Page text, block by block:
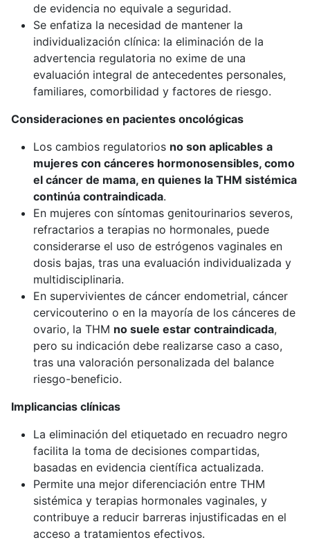
de evidencia no equivale a seguridad.
Se enfatiza la necesidad de mantener la
individualización clínica: la eliminación de la
advertencia regulatoria no exime de una
evaluación integral de antecedentes personales,
familiares, comorbilidad y factores de riesgo.
Consideraciones en pacientes oncológicas
Los cambios regulatorios no son aplicables a
mujeres con cánceres hormonosensibles, como
el cáncer de mama, en quienes la THM sistémica
continúa contraindicada.
En mujeres con síntomas genitourinarios severos,
refractarios a terapias no hormonales, puede
considerarse el uso de estrógenos vaginales en
dosis bajas, tras una evaluación individualizada y
multidisciplinaria.
En supervivientes de cáncer endometrial, cáncer
cervicouterino o en la mayoría de los cánceres de
ovario, la THM no suele estar contraindicada,
pero su indicación debe realizarse caso a caso,
tras una valoración personalizada del balance
riesgo-beneficio.
Implicancias clínicas
La eliminación del etiquetado en recuadro negro
facilita la toma de decisiones compartidas,
basadas en evidencia científica actualizada.
Permite una mejor diferenciación entre THM
sistémica y terapias hormonales vaginales, y
contribuye a reducir barreras injustificadas en el
acceso a tratamientos efectivos.